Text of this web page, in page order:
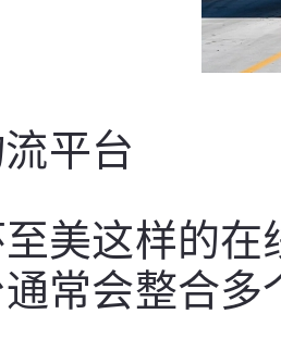
平台
美这样的
常会整合